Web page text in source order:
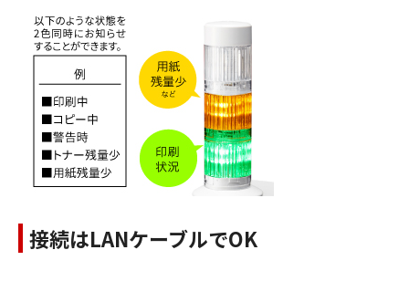
接続はLANケーブルでOK